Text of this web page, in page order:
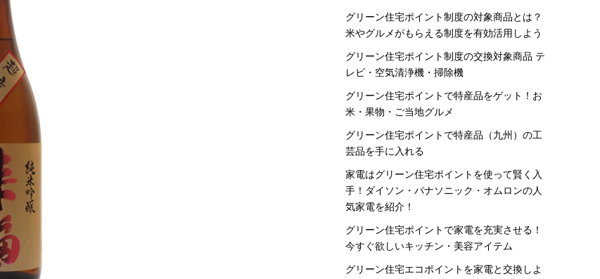
グリーン住宅ポイント制度の対象商品とは？
米やグルメがもらえる制度を有効活用しよう
グリーン住宅ポイント制度の交換対象商品 テ
レビ・空気清浄機・掃除機
グリーン住宅ポイントで特産品をゲット！お
米・果物・ご当地グルメ
グリーン住宅ポイントで特産品（九州）の工
芸品を手に入れる
家電はグリーン住宅ポイントを使って賢く入
手！ダイソン・パナソニック・オムロンの人
気家電を紹介！
グリーン住宅ポイントで家電を充実させる！
今すぐ欲しいキッチン・美容アイテム
グリーン住宅エコポイントを家電と交換しよ